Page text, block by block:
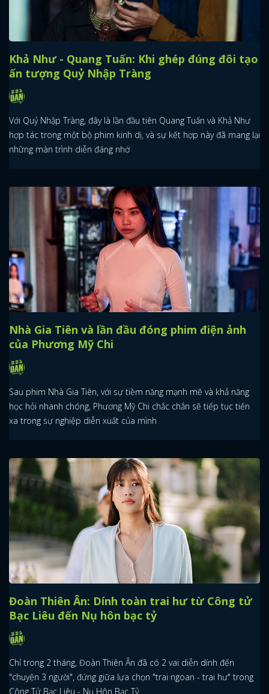
Khả Như - Quang Tuấn: Khi ghép đúng đôi tạo
ấn tượng Quỷ Nhập Tràng
Với Quỷ Nhập Tràng, đây là lần đầu tiên Quang Tuấn và Khả Như
hợp tác trong một bộ phim kinh dị, và sự kết hợp này đã mang lại
những màn trình diễn đáng nhớ
Nhà Gia Tiên và lần đầu đóng phim điện ảnh
của Phương Mỹ Chi
Sau phim Nhà Gia Tiên, với sự tiềm năng mạnh mẽ và khả năng
học hỏi nhanh chóng, Phương Mỹ Chi chắc chắn sẽ tiếp tục tiến
xa trong sự nghiệp diễn xuất của mình
Đoàn Thiên Ân: Dính toàn trai hư từ Công tử
Bạc Liêu đến Nụ hôn bạc tỷ
Chỉ trong 2 tháng, Đoàn Thiên Ân đã có 2 vai diễn dính đến
"chuyện 3 người", đứng giữa lựa chọn "trai ngoan - trai hư" trong
Công Tử Bạc Liêu - Nụ Hôn Bạc Tỷ.